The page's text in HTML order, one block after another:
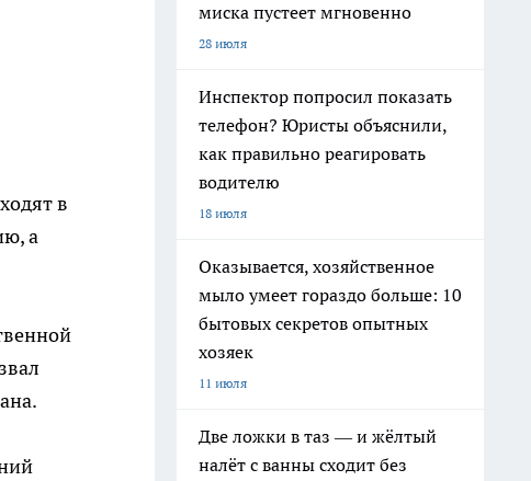
в
а
миска пустеет мгновенно
28 июля
Инспектор попросил показать
телефон? Юристы объяснили,
как правильно реагировать
водителю
18 июля
Оказывается, хозяйственное
мыло умеет гораздо больше: 10
бытовых секретов опытных
хозяек
11 июля
Две ложки в таз — и жёлтый
налёт с ванны сходит без